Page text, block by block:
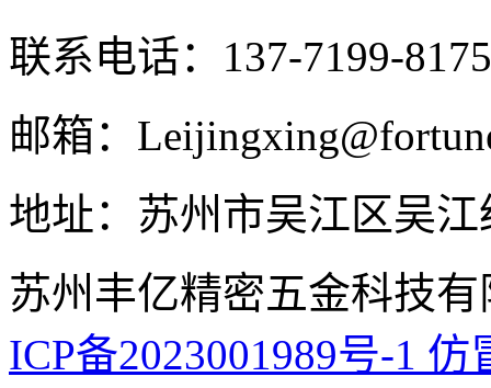
联系电话：137-7199-
邮箱：
地址：苏州市吴江区吴
苏州丰亿精密五金科技
ICP备2023001989号-1 仿